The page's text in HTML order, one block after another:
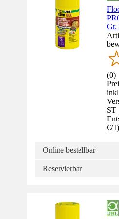
Gr.
(0)
ST
€/ l)
Online bestellbar
Reservierbar